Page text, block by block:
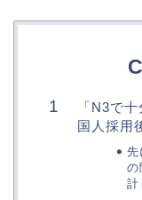
「N3で
国人採用
先
の
計